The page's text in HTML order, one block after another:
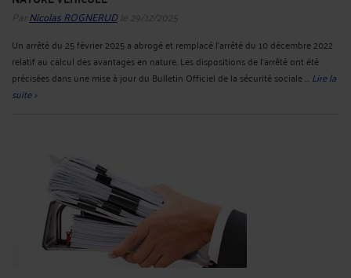
Par Nicolas ROGNERUDle 29/12/2025
Un arrêté du 25 février 2025 a abrogé et remplacé l’arrêté du 10 décembre 2022
relatif au calcul des avantages en nature. Les dispositions de l’arrêté ont été
précisées dans une mise à jour du Bulletin Officiel de la sécurité sociale ... Lire la
suite >